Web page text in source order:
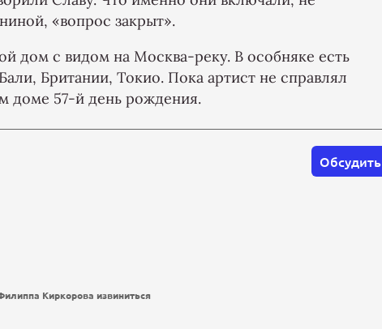
«вопрос закрыт».
дом с видом на Москва-реку. В особняке есть
Британии, Токио. Пока артист не справлял
доме 57-й день рождения.
Обсудить
Киркорова извиниться